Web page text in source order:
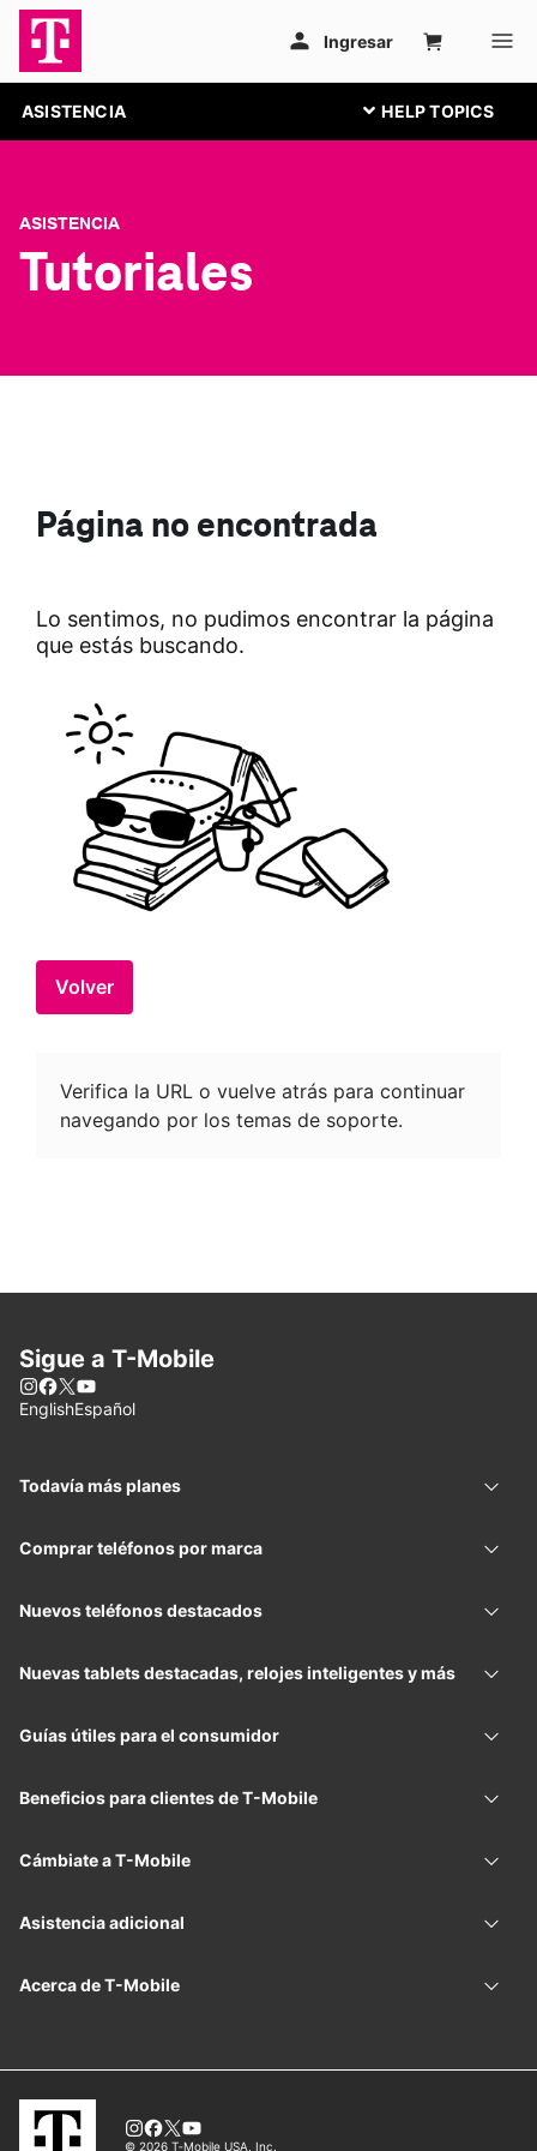
ASISTENCIA
ASISTENCIA
Tutoriales